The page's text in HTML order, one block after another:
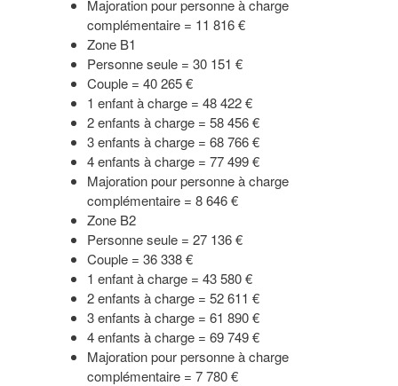
Majoration pour personne à charge
complémentaire = 11 816 €
Zone B1
Personne seule = 30 151 €
Couple = 40 265 €
1 enfant à charge = 48 422 €
2 enfants à charge = 58 456 €
3 enfants à charge = 68 766 €
4 enfants à charge = 77 499 €
Majoration pour personne à charge
complémentaire = 8 646 €
Zone B2
Personne seule = 27 136 €
Couple = 36 338 €
1 enfant à charge = 43 580 €
2 enfants à charge = 52 611 €
3 enfants à charge = 61 890 €
4 enfants à charge = 69 749 €
Majoration pour personne à charge
complémentaire = 7 780 €